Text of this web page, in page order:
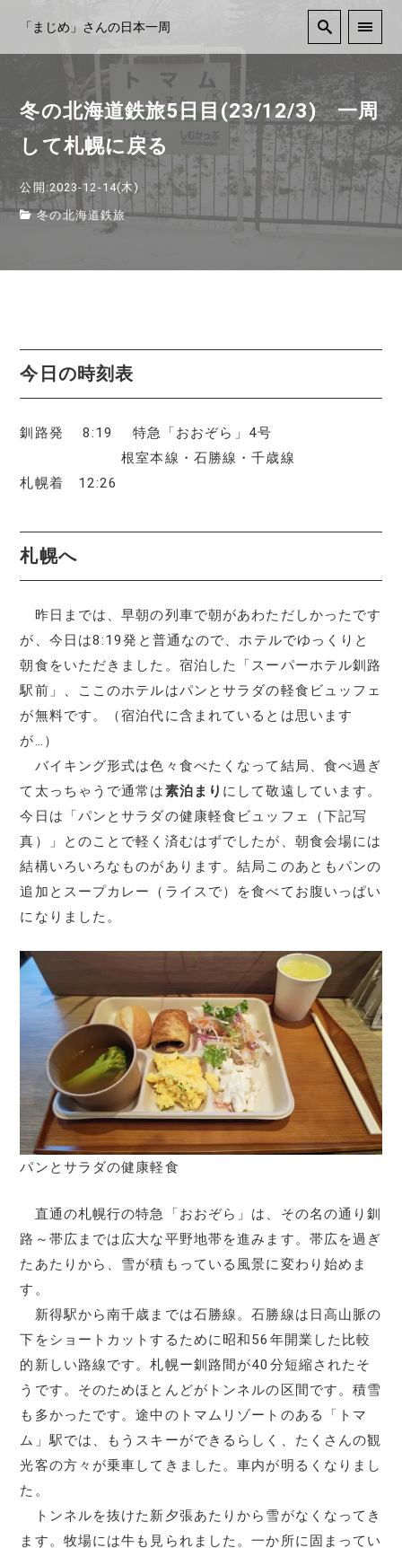
「まじめ」さんの日本一周
冬の北海道鉄旅5日目(23/12/3) 一周
して札幌に戻る
公開:2023-12-14(木)
冬の北海道鉄旅
今日の時刻表
釧路発 8:19 特急「おおぞら」4号
根室本線・石勝線・千歳線
札幌着 12:26
札幌へ
昨日までは、早朝の列車で朝があわただしかったです
が、今日は8:19発と普通なので、ホテルでゆっくりと
朝食をいただきました。宿泊した「スーパーホテル釧路
駅前」、ここのホテルはパンとサラダの軽食ビュッフェ
が無料です。（宿泊代に含まれているとは思います
が…）
バイキング形式は色々食べたくなって結局、食べ過ぎ
て太っちゃうで通常は素泊まり にして敬遠しています。
今日は「パンとサラダの健康軽食ビュッフェ（下記写
真）」とのことで軽く済むはずでしたが、朝食会場には
結構いろいろなものがあります。結局このあともパンの
追加とスープカレー（ライスで）を食べてお腹いっぱい
になりました。
パンとサラダの健康軽食
直通の札幌行の特急「おおぞら」は、その名の通り釧
路～帯広までは広大な平野地帯を進みます。帯広を過ぎ
たあたりから、雪が積もっている風景に変わり始めま
す。
新得駅から南千歳までは石勝線。石勝線は日高山脈の
下をショートカットするために昭和56年開業した比較
的新しい路線です。札幌ー釧路間が40分短縮されたそ
うです。そのためほとんどがトンネルの区間です。積雪
も多かったです。途中のトマムリゾートのある「トマ
ム」駅では、もうスキーができるらしく、たくさんの観
光客の方々が乗車してきました。車内が明るくなりまし
た。
トンネルを抜けた新夕張あたりから雪がなくなってき
ます。牧場には牛も見られました。一か所に固まってい